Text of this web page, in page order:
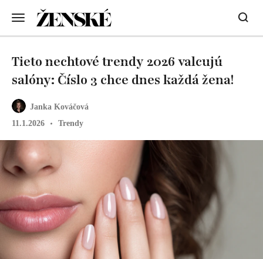
Janka Kováčová
11.1.2026
Trendy
Tieto nechtové trendy 2026 valcujú
salóny: Číslo 3 chce dnes každá žena!